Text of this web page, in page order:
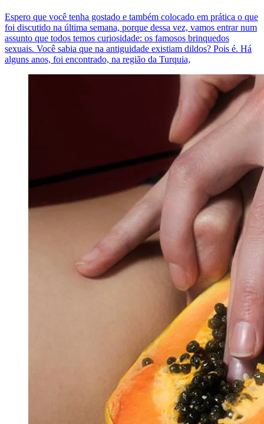
Espero que você tenha gostado e também colocado em prática o que
foi discutido na última semana, porque dessa vez, vamos entrar num
assunto que todos temos curiosidade: os famosos brinquedos
sexuais. Você sabia que na antiguidade existiam dildos? Pois é. Há
alguns anos, foi encontrado, na região da Turquia,